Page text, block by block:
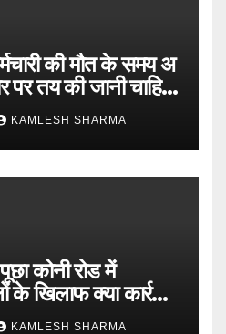
की मौत के समय अ
तय की जानी चाहिए-
KAMLESH SHARMA
कोनी रोड में
खिलाफ क्या कार्रवाई
KAMLESH SHARMA